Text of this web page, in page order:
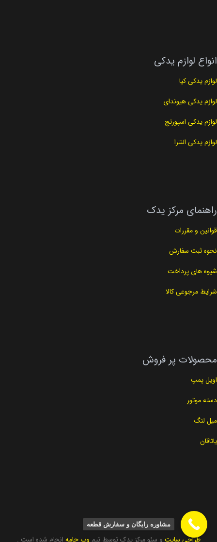
انواع لوازم یدکی
لوازم یدکی کیا
لوازم یدکی هیوندای
لوازم یدکی اسپورتچ
لوازم یدکی النترا
راهنمای مرکز یدک
قوانین و مقررات
نحوه ثبت سفارش
شیوه های پرداخت
شرایط مرجوعی کالا
محصولات پر فروش
اویل پمپ
دسته موتور
میل لنگ
یاتاقان
طراحی سایت و سئو مرکز یدک توسط تیم وب جامه انجام شده است .
مشاوره رایگان و سفارش قطعه